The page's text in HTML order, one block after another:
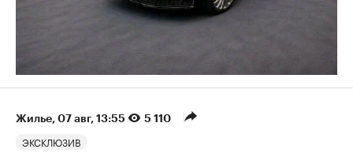
Жилье⁠, 07 авг, 13:55 5 110
ЭКСКЛЮЗИВ